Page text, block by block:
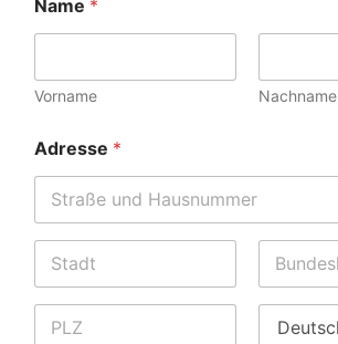
Name *
Vorname Nachname
Adresse *
Region